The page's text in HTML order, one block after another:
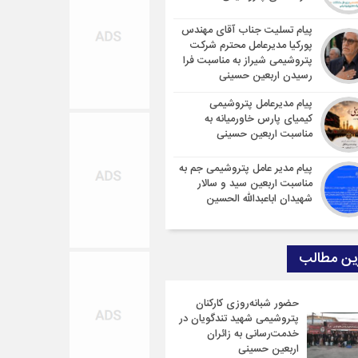
پیام تسلیت جناب آقای مهندس
پوركیا مدیرعامل محترم شركت
پتروشیمی شیراز به مناسبت فرا
رسیدن اربعین حسینی
پیام مدیرعامل پتروشیمی
کیمیای پارس خاورمیانه به
مناسبت اربعین حسینی
پیام مدیر عامل پتروشیمی جم به
مناسبت اربعین سید و سالار
شهیدان اباعبدالله الحسین
مطالب
حضور شبانه‌روزی کارکنان
پتروشیمی شهید تندگویان در
خدمت‌رسانی به زائران
اربعین حسینی